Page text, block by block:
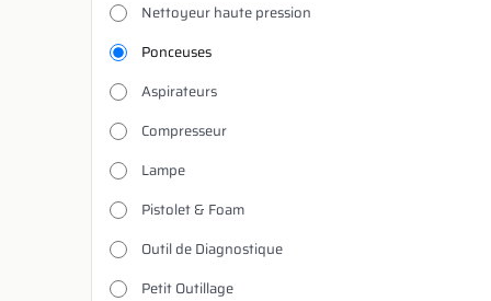
Nettoyeur haute pression
Ponceuses
Aspirateurs
Compresseur
Lampe
Pistolet & Foam
Outil de Diagnostique
Petit Outillage